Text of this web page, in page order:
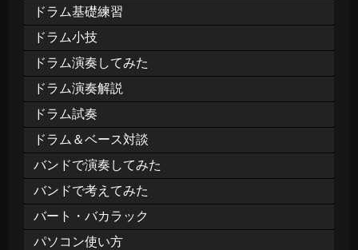
ドラム基礎練習
ドラム小技
ドラム演奏してみた
ドラム演奏解説
ドラム試奏
ドラム＆ベース対談
バンドで演奏してみた
バンドで考えてみた
バート・バカラック
パソコン使い方